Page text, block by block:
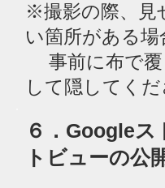
※撮影の際、見
い箇所がある場
事前に布で覆
して隠してくだ
６．Googleス
トビューの公